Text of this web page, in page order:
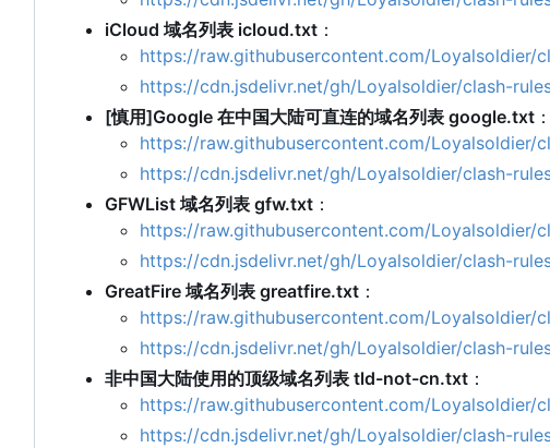
iCloud 域名列表 icloud.txt ：
https://raw.githubusercontent.com/Loyalsoldier/
https://cdn.jsdelivr.net/gh/Loyalsoldier/clash-
[慎用]Google 在中国大陆可直连的域名列表 google.txt ：
https://raw.githubusercontent.com/Loyalsoldier/
https://cdn.jsdelivr.net/gh/Loyalsoldier/clash-
GFWList 域名列表 gfw.txt ：
https://raw.githubusercontent.com/Loyalsoldier/
https://cdn.jsdelivr.net/gh/Loyalsoldier/clash-
GreatFire 域名列表 greatfire.txt ：
https://raw.githubusercontent.com/Loyalsoldier/
https://cdn.jsdelivr.net/gh/Loyalsoldier/clash-
非中国大陆使用的顶级域名列表 tld-not-cn.txt ：
https://raw.githubusercontent.com/Loyalsoldier/
https://cdn.jsdelivr.net/gh/Loyalsoldier/clash-